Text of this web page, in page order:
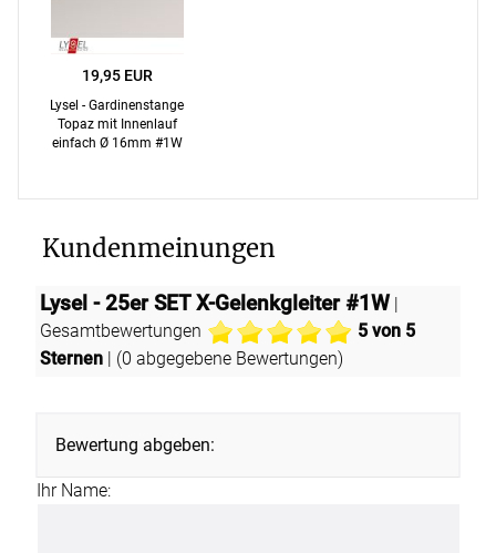
19,95 EUR
Lysel - Gardinenstange
Topaz mit Innenlauf
einfach Ø 16mm #1W
Kundenmeinungen
Lysel - 25er SET X-Gelenkgleiter #1W|
Gesamtbewertungen
5von 5
Sternen
| (0 abgegebene Bewertungen)
Bewertung abgeben:
Ihr Name: